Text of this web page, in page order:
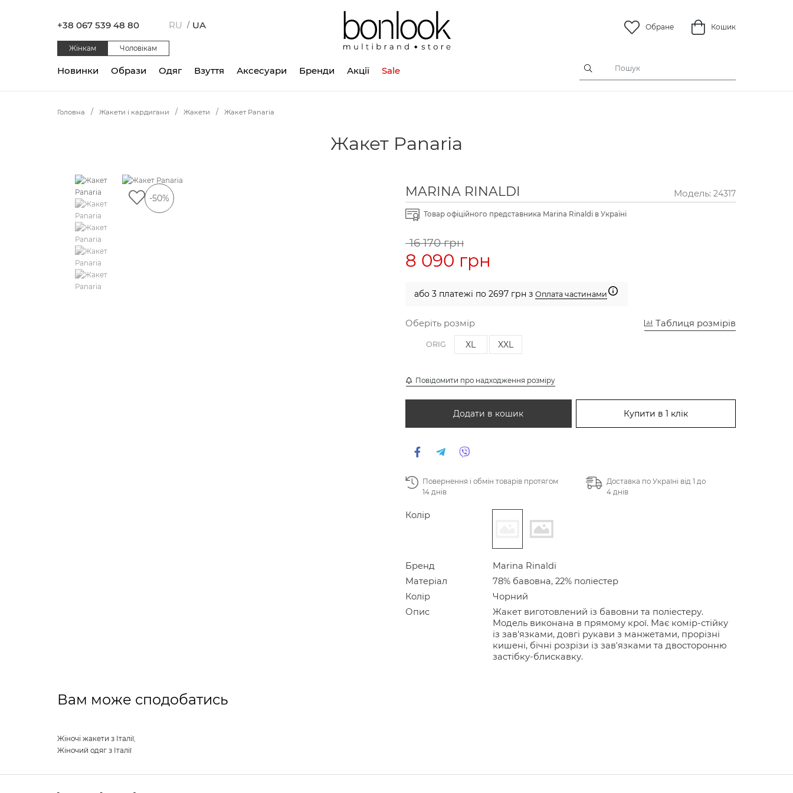
+38 067 539 48 80 RU / UA Обране Кошик
Жінкам Чоловікам
Одяг Взуття Аксесуари
Новинки Образи Бренди Акції Sale
Головна Жакети і кардигани Жакети Жакет Panaria
Жакет Panaria
-50% MARINA RINALDI Модель: 24317
Товар офіційного представника Marina Rinaldi в Україні
16 170 грн
8 090 грн
або 3 платежі по 2697 грн з Оплата частинами
Оберіть розмір Таблиця розмірів
ORIG XL XXL
Повідомити про надходження розміру
Додати в кошик Купити в 1 клік
Повернення і обмін товарів протягом
14 днів
Доставка по Україні від 1 до
4 днів
Колір
Бренд
Marina Rinaldi
Матеріал
78% бавовна, 22% поліестер
Колір
Чорний
Опис
Жакет виготовлений із бавовни та поліестеру.
Модель виконана в прямому крої. Має комір-стійку
із зав'язками, довгі рукави з манжетами, прорізні
кишені, бічні розрізи із зав'язками та двосторонню
застібку-блискавку.
Вам може сподобатись
Жіночі жакети з Італії,
Жіночий одяг з Італії